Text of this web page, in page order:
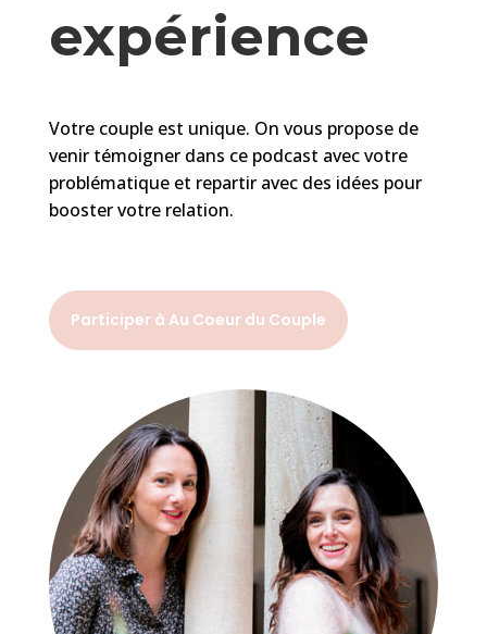
expérience
Votre couple est unique. On vous propose de
venir témoigner dans ce podcast avec votre
problématique et repartir avec des idées pour
booster votre relation.
Participer à Au Coeur du Couple